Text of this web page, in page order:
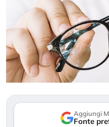
Aggiungi
Fonte